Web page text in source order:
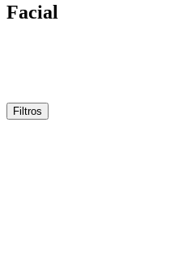
Facial
Filtros